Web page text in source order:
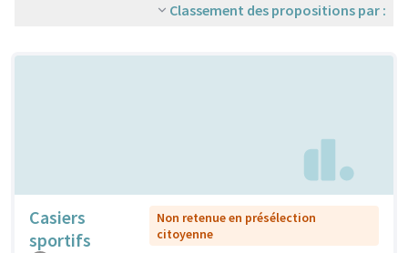
Classement des propositions par :
Casiers
sportifs
Non retenue en présélection
citoyenne